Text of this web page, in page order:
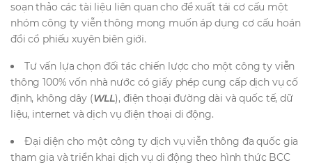
soạn thảo các tài liệu liên quan cho đề xuất tái cơ cấu một
nhóm công ty viễn thông mong muốn áp dụng cơ cấu hoán
đổi cổ phiếu xuyên biên giới.
Tư vấn lựa chọn đối tác chiến lược cho một công ty viễn
thông 100% vốn nhà nước có giấy phép cung cấp dịch vụ cố
định, không dây (WLL), điện thoại đường dài và quốc tế, dữ
liệu, internet và dịch vụ điện thoại di động.
Đại diện cho một công ty dịch vụ viễn thông đa quốc gia
tham gia và triển khai dịch vụ di động theo hình thức BCC